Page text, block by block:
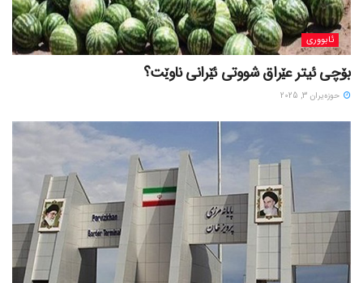
ئابووری
بۆچی ئیتر عێراق شووتی ئێرانی ناوێت؟
حوزه‌یران 3, 2025